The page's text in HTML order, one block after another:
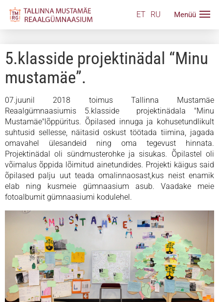
ET RU
5.klasside projektinädal “Minu
mustamäe”.
07.juunil 2018 toimus Tallinna Mustamäe
Reaalgümnaasiumis 5.klasside projektinädala "Minu
Mustamäe"lõppüritus. Õpilased innuga ja kohusetundlikult
suhtusid sellesse, näitasid oskust töötada tiimina, jagada
omavahel ülesandeid ning oma tegevust hinnata.
Projektinädal oli sündmusterohke ja sisukas. Õpilastel oli
võimalus õppida lõimitud ainetundides. Projekti käigus said
õpilased palju uut teada omalinnaosast,kus neist enamik
elab ning kusmeie gümnaasium asub. Vaadake meie
fotoalbumit gümnaasiumi kodulehel.